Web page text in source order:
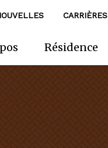
CARRIÈRES
Résidence